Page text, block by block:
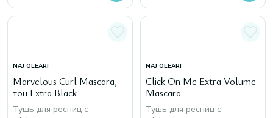
NAJ OLEARI
Marvelous Curl Mascara,
тон Extra Black
Тушь для ресниц с
NAJ OLEARI
Click On Me Extra Volume
Mascara
Тушь для ресниц с